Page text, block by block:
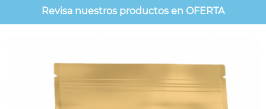
Revisa nuestros productos en OFERTA